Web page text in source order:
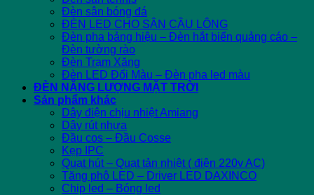
Đèn sân bóng đá
ĐÈN LED CHO SÂN CẦU LÔNG
Đèn pha bảng hiệu – Đèn hắt biển quảng cáo –
Đèn tường rào
Đèn Trạm Xăng
Đèn LED Đổi Màu – Đèn pha led màu
ĐÈN NĂNG LƯỢNG MẶT TRỜI
Sản phẩm khác
Dây điện chịu nhiệt Amiang
Dây rút nhựa
Đầu cos – Đầu Cosse
Kẹp IPC
Quạt hút – Quạt tản nhiệt ( điện 220v AC)
Tăng phô LED – Driver LED DAXINCO
Chip led – Bóng led